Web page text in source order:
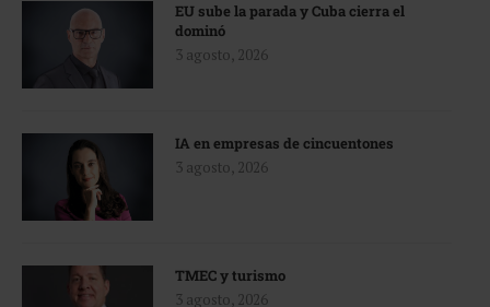
EU sube la parada y Cuba cierra el
dominó
3 agosto, 2026
IA en empresas de cincuentones
3 agosto, 2026
TMEC y turismo
3 agosto, 2026